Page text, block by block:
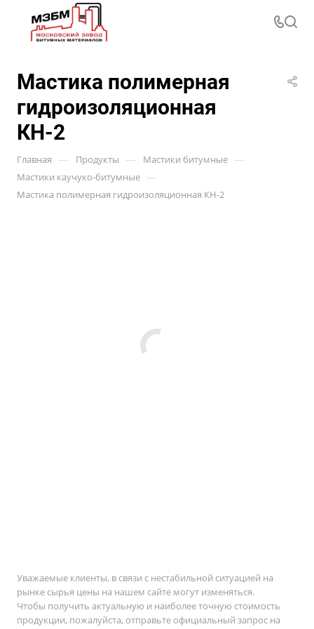
Мастика полимерная
гидроизоляционная
КН-2
Главная — Продукты — Мастики битумные —
Мастики каучуко-битумные —
Мастика полимерная гидроизоляционная КН-2
Уважаемые клиенты, в связи с нестабильной ситуацией на
рынке сырья цены на нашем сайте могут изменяться.
Чтобы получить актуальную и наиболее точную стоимость
продукции, пожалуйста, отправьте официальный запрос на